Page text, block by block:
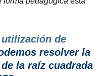
de
resolver la
la raíz cuadrada